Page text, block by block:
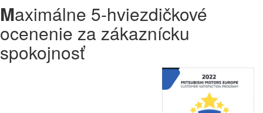
Maximálne 5-hviezdičkové
ocenenie za zákaznícku
spokojnosť